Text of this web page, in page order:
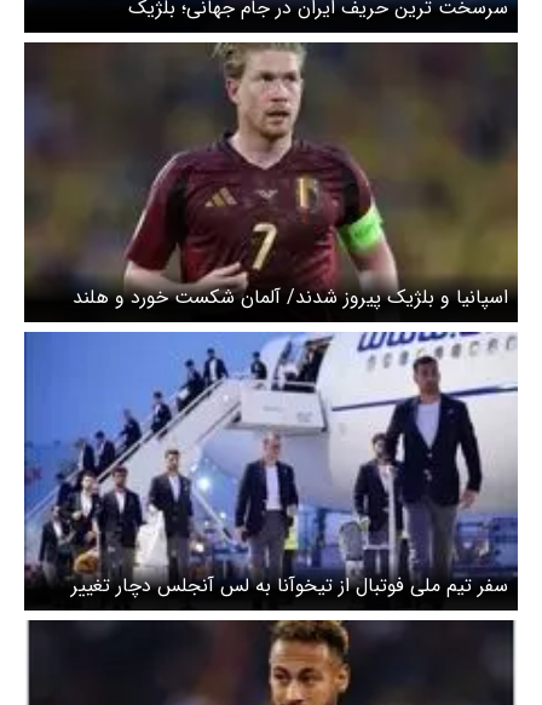
سرسخت ترین حریف ایران در جام جهانی؛ بلژیک
اسپانیا و بلژیک پیروز شدند/ آلمان شکست خورد و هلند
متوقف شد
سفر تیم ملی فوتبال از تیخوآنا به لس آنجلس دچار تغییر
ناگهانی شد